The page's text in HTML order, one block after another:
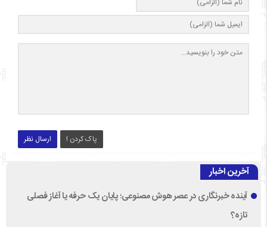
ارسال نظر پاک کردن !
آخرین اخبار
آینده خبرنگاری در عصر هوش مصنوعی؛ پایان یک حرفه یا آغاز فصلی
تازه؟